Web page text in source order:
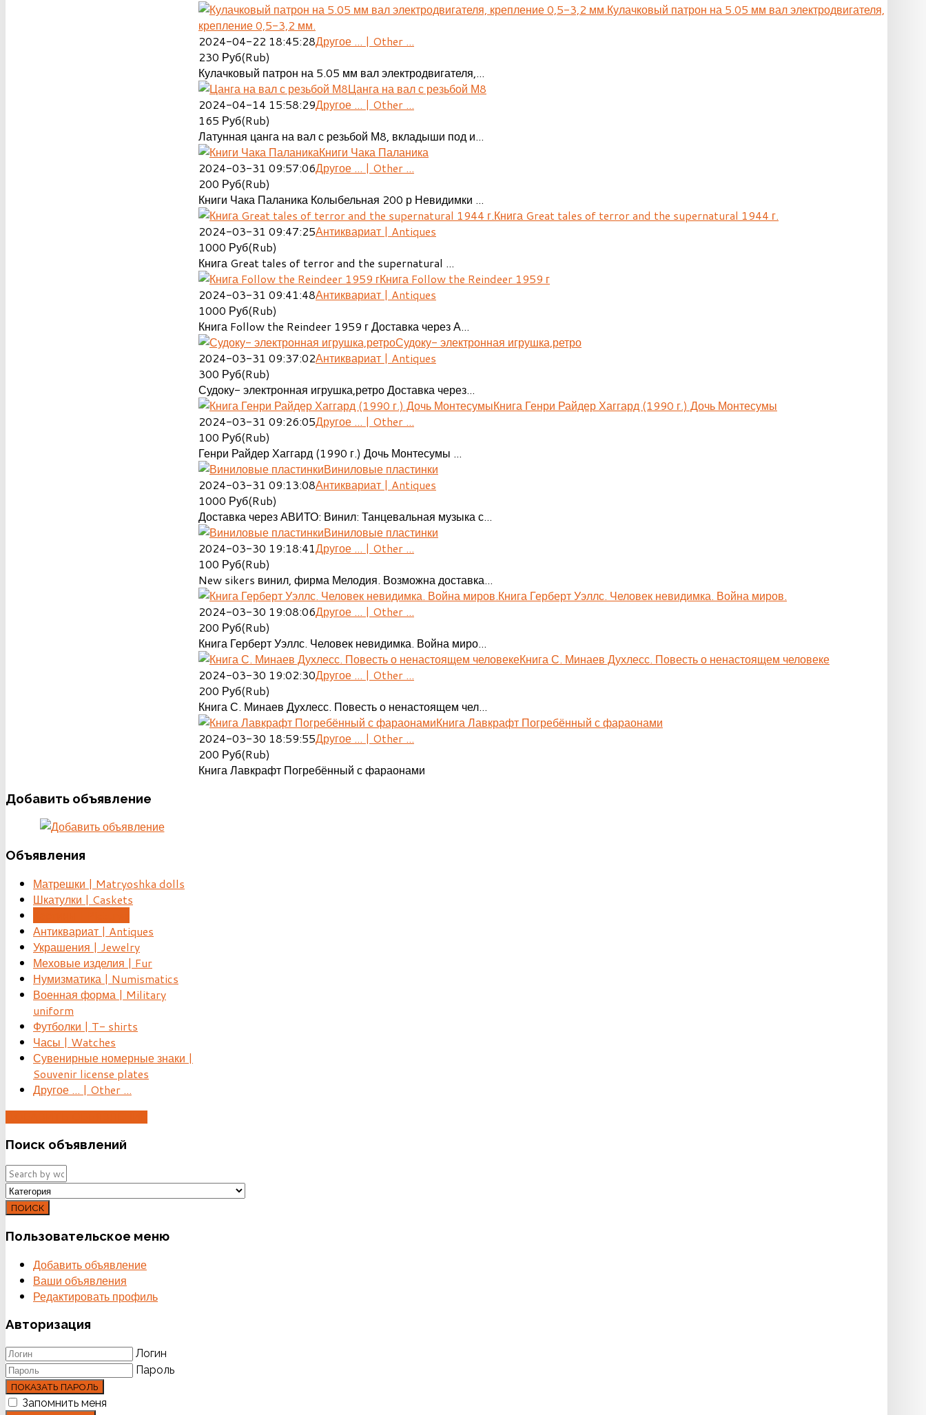
Кулачковый патрон на 5.05 мм вал электродвигателя,
крепление 0,5-3,2 мм.
2024-04-22 18:45:28Другое ... | Other ...
230 Руб(Rub)
Кулачковый патрон на 5.05 мм вал электродвигателя,...
Цанга на вал с резьбой М8
2024-04-14 15:58:29Другое ... | Other ...
165 Руб(Rub)
Латунная цанга на вал с резьбой М8, вкладыши под и...
Книги Чака Паланика
2024-03-31 09:57:06Другое ... | Other ...
200 Руб(Rub)
Книги Чака Паланика Колыбельная 200 р Невидимки ...
Книга Great tales of terror and the supernatural 1944 г.
2024-03-31 09:47:25Антиквариат | Antiques
1000 Руб(Rub)
Книга Great tales of terror and the supernatural ...
Книга Follow the Reindeer 1959 г
2024-03-31 09:41:48Антиквариат | Antiques
1000 Руб(Rub)
Книга Follow the Reindeer 1959 г Доставка через А...
Судоку- электронная игрушка,ретро
2024-03-31 09:37:02Антиквариат | Antiques
300 Руб(Rub)
Судоку- электронная игрушка,ретро Доставка через...
Книга Генри Райдер Хаггард (1990 г.) Дочь Монтесумы
2024-03-31 09:26:05Другое ... | Other ...
100 Руб(Rub)
Генри Райдер Хаггард (1990 г.) Дочь Монтесумы ...
Виниловые пластинки
2024-03-31 09:13:08Антиквариат | Antiques
1000 Руб(Rub)
Доставка через АВИТО: Винил: Танцевальная музыка с...
Виниловые пластинки
2024-03-30 19:18:41Другое ... | Other ...
100 Руб(Rub)
New sikers винил, фирма Мелодия. Возможна доставка...
Книга Герберт Уэллс. Человек невидимка. Война миров.
2024-03-30 19:08:06Другое ... | Other ...
200 Руб(Rub)
Книга Герберт Уэллс. Человек невидимка. Война миро...
Книга С. Минаев Духлесс. Повесть о ненастоящем человеке
2024-03-30 19:02:30Другое ... | Other ...
200 Руб(Rub)
Книга С. Минаев Духлесс. Повесть о ненастоящем чел...
Книга Лавкрафт Погребённый с фараонами
2024-03-30 18:59:55Другое ... | Other ...
200 Руб(Rub)
Книга Лавкрафт Погребённый с фараонами
Добавить объявление
Объявления
Матрешки | Matryoshka dolls
Шкатулки | Caskets
Антиквариат | Antiques
Украшения | Jewelry
Меховые изделия | Fur
Нумизматика | Numismatics
Военная форма | Military
uniform
Футболки | T- shirts
Часы | Watches
Сувенирные номерные знаки |
Souvenir license plates
Другое ... | Other ...
Поиск объявлений
ПОИСК
Пользовательское меню
Добавить объявление
Ваши объявления
Редактировать профиль
Авторизация
Логин
Пароль
ПОКАЗАТЬ ПАРОЛЬ
Запомнить меня